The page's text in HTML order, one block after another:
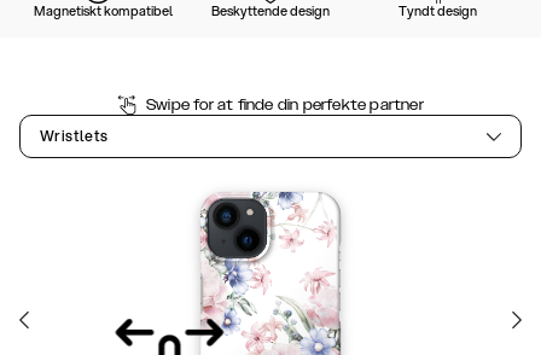
Magnetiskt kompatibel Beskyttende design Tyndt design
Swipe for at finde din perfekte partner
Wristlets